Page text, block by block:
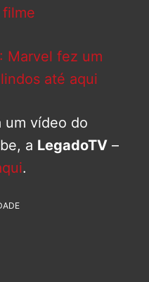
Marvel fez um
até aqui
um vídeo do
a LegadoTV –
.